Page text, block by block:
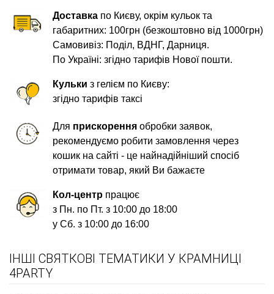
Доставка по Києву, окрім кульок та
габаритних: 100грн (безкоштовно від 1000грн)
Самовивіз: Поділ, ВДНГ, Дарниця.
По Україні: згідно тарифів Нової пошти.
Кульки з гелієм по Києву:
згідно тарифів таксі
Для прискорення обробки заявок,
рекомендуємо робити замовлення через
кошик на сайті - це найнадійніший спосіб
отримати товар, який Ви бажаєте
Кол-центр працює
з Пн. по Пт. з 10:00 до 18:00
у Сб. з 10:00 до 16:00
ІНШІ СВЯТКОВІ ТЕМАТИКИ У КРАМНИЦІ
4PARTY